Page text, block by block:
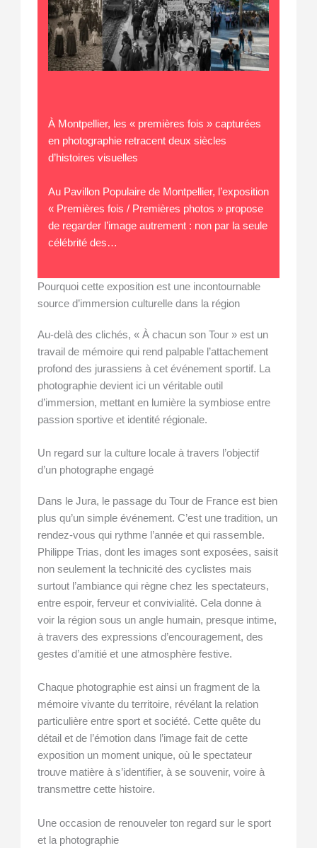
À Montpellier, les « premières fois » capturées
en photographie retracent deux siècles
d’histoires visuelles
Au Pavillon Populaire de Montpellier, l’exposition
« Premières fois / Premières photos » propose
de regarder l’image autrement : non par la seule
célébrité des…
Pourquoi cette exposition est une incontournable
source d’immersion culturelle dans la région
Au-delà des clichés, « À chacun son Tour » est un
travail de mémoire qui rend palpable l’attachement
profond des jurassiens à cet événement sportif. La
photographie devient ici un véritable outil
d’immersion, mettant en lumière la symbiose entre
passion sportive et identité régionale.
Un regard sur la culture locale à travers l’objectif
d’un photographe engagé
Dans le Jura, le passage du Tour de France est bien
plus qu’un simple événement. C’est une tradition, un
rendez-vous qui rythme l’année et qui rassemble.
Philippe Trias, dont les images sont exposées, saisit
non seulement la technicité des cyclistes mais
surtout l’ambiance qui règne chez les spectateurs,
entre espoir, ferveur et convivialité. Cela donne à
voir la région sous un angle humain, presque intime,
à travers des expressions d’encouragement, des
gestes d’amitié et une atmosphère festive.
Chaque photographie est ainsi un fragment de la
mémoire vivante du territoire, révélant la relation
particulière entre sport et société. Cette quête du
détail et de l’émotion dans l’image fait de cette
exposition un moment unique, où le spectateur
trouve matière à s’identifier, à se souvenir, voire à
transmettre cette histoire.
Une occasion de renouveler ton regard sur le sport
et la photographie